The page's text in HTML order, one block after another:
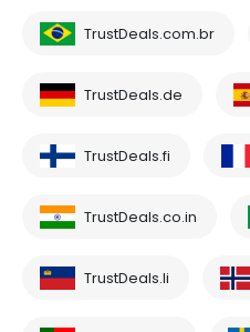
TrustDeals.com.br
TrustDeals.de
TrustDeals.fi
TrustDeals.co.in
TrustDeals.li